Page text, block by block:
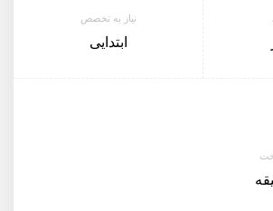
نیاز به تخصص
ابتدایی